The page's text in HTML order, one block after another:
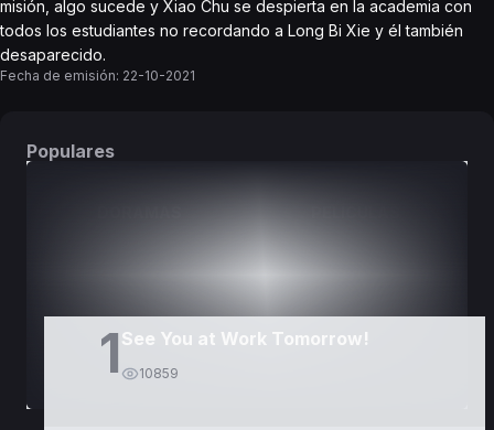
misión, algo sucede y Xiao Chu se despierta en la academia con
todos los estudiantes no recordando a Long Bi Xie y él también
desaparecido.
Fecha de emisión: 22-10-2021
Populares
1 See You at Work Tomorrow!
10859